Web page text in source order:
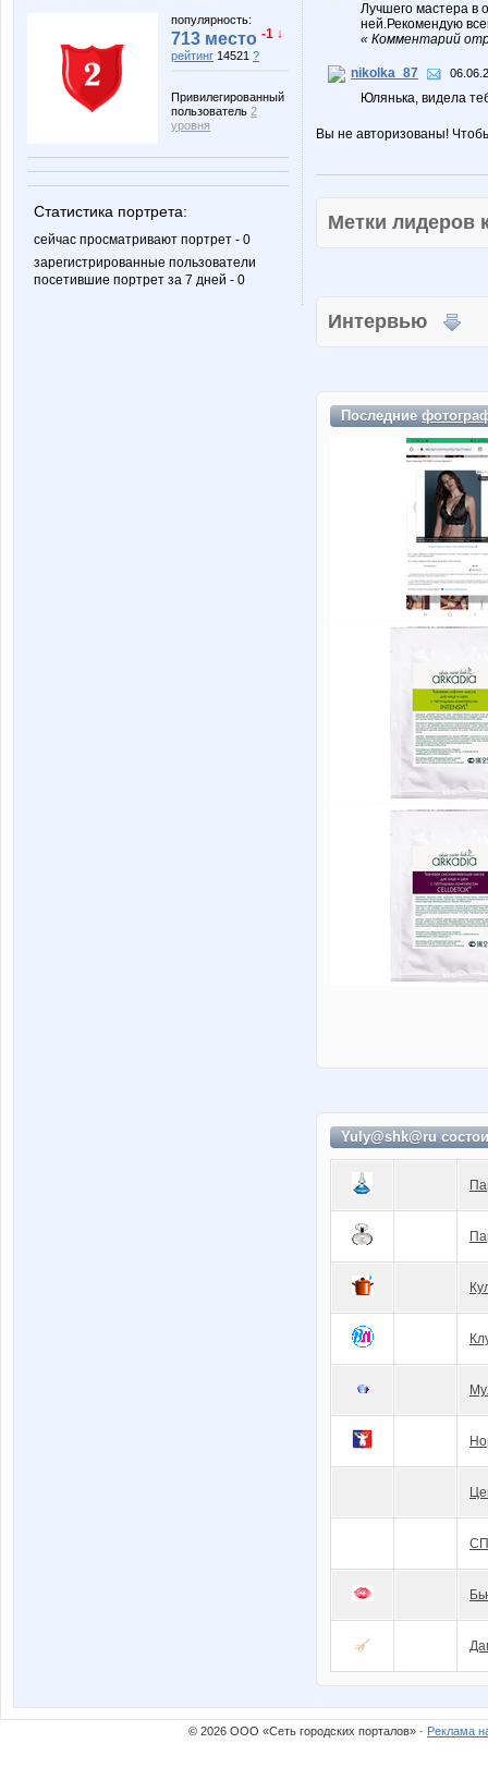
популярность:
713 место -1 ↓
рейтинг 14521 ?
Привилегированный
пользователь 2
уровня
Статистика портрета:
сейчас просматривают портрет - 0
зарегистрированные пользователи
посетившие портрет за 7 дней - 0
Лучшего мастера в
ней.Рекомендую
« Комментарий
nikolka_87
Юлянька, видела
Вы не авторизованы!
Метки
Интервью
Последние
Yuly@shk@ru
© 2026 ООО «Сеть городских порталов» · Реклама